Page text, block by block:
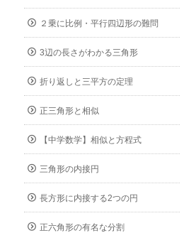
２乗に比例・平行四辺形の難問
3辺の長さがわかる三角形
折り返しと三平方の定理
正三角形と相似
【中学数学】相似と方程式
三角形の内接円
長方形に内接する2つの円
正六角形の有名な分割